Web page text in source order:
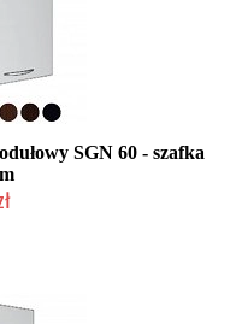
SGN 60 - szafka